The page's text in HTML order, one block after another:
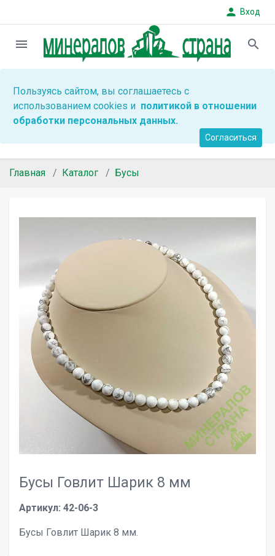
person Вход
menu search
Пользуясь сайтом, вы соглашаетесь с
использованием cookies и политикой в отношении
обработки персональных данных.
Согласиться
Главная Каталог Бусы
Бусы Говлит Шарик 8 мм
Артикул: 42-06-3
Бусы Говлит Шарик 8 мм.